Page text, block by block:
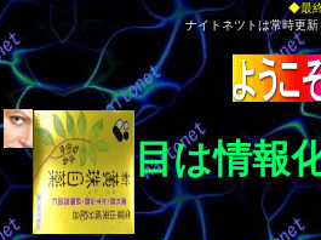
◆最
ナイトネツトは常時更
目は情報